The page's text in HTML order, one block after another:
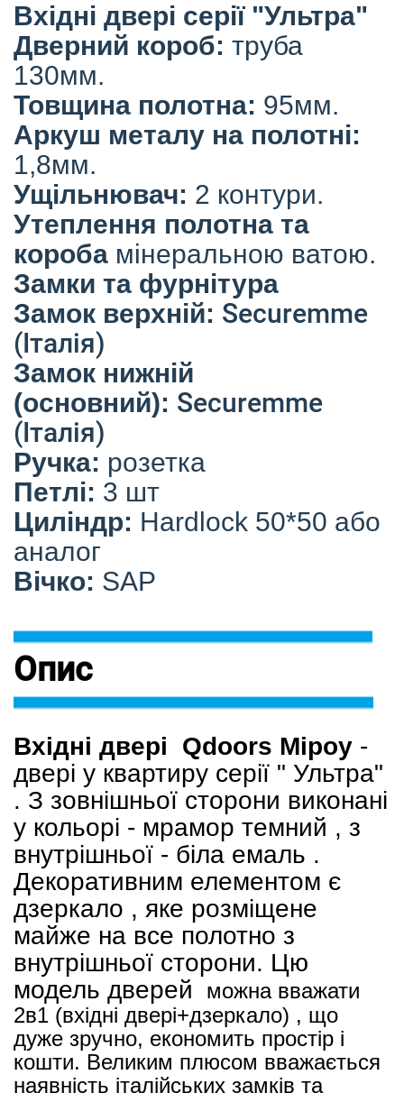
Вхідні двері серії "Ультра"
Дверний короб: труба
130мм.
Товщина полотна: 95мм.
Аркуш металу на полотні:
1,8мм.
Ущільнювач: 2 контури.
Утеплення полотна та
короба мінеральною ватою.
Замки та фурнітура
Замок верхній: Securemme
(Італія)
Замок нижній
(основний): Securemme
(Італія)
Ручка: розетка
Петлі: 3 шт
Циліндр: Hardlock 50*50 або
аналог
Вічко: SAP
Опис
Вхідні двері Qdoors Міроу -
двері у квартиру серії " Ультра"
. З зовнішньої сторони виконані
у кольорі - мрамор темний , з
внутрішньої - біла емаль .
Декоративним елементом є
дзеркало , яке розміщене
майже на все полотно з
внутрішньої сторони. Цю
модель дверей
можна вважати
2в1 (вхідні двері+дзеркало) , що
дуже зручно, економить простір і
кошти. Великим плюсом вважається
наявність італійських замків та